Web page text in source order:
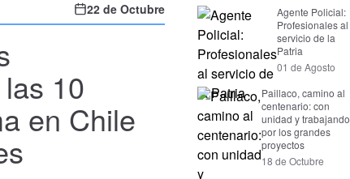
22 de Octubre
10
en Chile
Agente Policial:
Profesionales al
servicio de la
Patria
01 de Agosto
Paillaco, camino al
centenario: con
unidad y trabajando
por los grandes
proyectos
18 de Octubre